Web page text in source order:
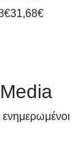
31,68€